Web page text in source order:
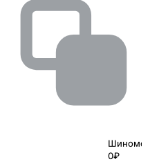
Шиномонтаж
0₽